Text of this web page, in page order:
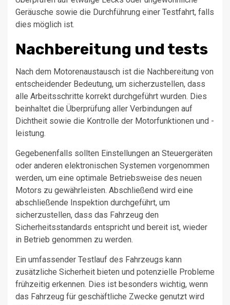
Geräusche sowie die Durchführung einer Testfahrt, falls
dies möglich ist.
Nachbereitung und tests
Nach dem Motorenaustausch ist die Nachbereitung von
entscheidender Bedeutung, um sicherzustellen, dass
alle Arbeitsschritte korrekt durchgeführt wurden. Dies
beinhaltet die Überprüfung aller Verbindungen auf
Dichtheit sowie die Kontrolle der Motorfunktionen und -
leistung.
Gegebenenfalls sollten Einstellungen an Steuergeräten
oder anderen elektronischen Systemen vorgenommen
werden, um eine optimale Betriebsweise des neuen
Motors zu gewährleisten. Abschließend wird eine
abschließende Inspektion durchgeführt, um
sicherzustellen, dass das Fahrzeug den
Sicherheitsstandards entspricht und bereit ist, wieder
in Betrieb genommen zu werden.
Ein umfassender Testlauf des Fahrzeugs kann
zusätzliche Sicherheit bieten und potenzielle Probleme
frühzeitig erkennen. Dies ist besonders wichtig, wenn
das Fahrzeug für geschäftliche Zwecke genutzt wird